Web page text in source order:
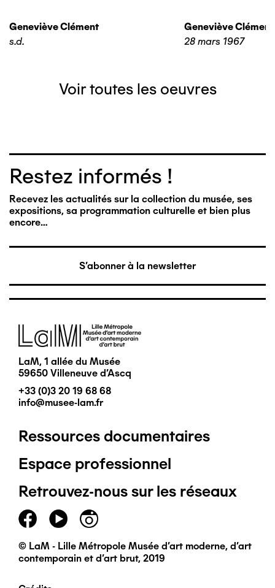
Geneviève Clément
s.d.
Geneviève Clément
28 mars 1967
Voir toutes les oeuvres
Restez informés !
Recevez les actualités sur la collection du musée, ses
expositions, sa programmation culturelle et bien plus
encore…
S'abonner à la newsletter
Image
LaM, 1 allée du Musée
59650 Villeneuve d'Ascq
+33 (0)3 20 19 68 68
info@musee-lam.fr
Pied
de
page
principal
Ressources documentaires
Espace professionnel
Retrouvez-nous sur les réseaux
© LaM - Lille Métropole Musée d'art moderne, d'art
contemporain et d'art brut, 2019